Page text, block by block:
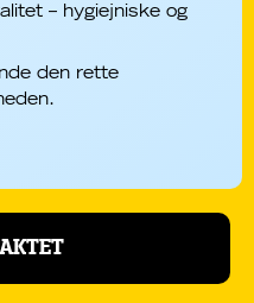
– hygiejniske og
den rette